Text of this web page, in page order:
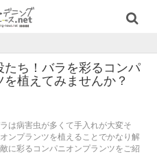
ち！バラを彩るコンパ
植えてみませんか？
は病害虫が多くて手入れが大変そ
ンプランツを植えることでかなり解
に彩るコンパニオンプランツをご紹